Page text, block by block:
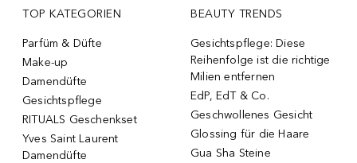
TOP KATEGORIEN
Parfüm & Düfte
Make-up
Damendüfte
Gesichtspflege
RITUALS Geschenkset
Yves Saint Laurent
Damendüfte
BEAUTY TRENDS
Gesichtspflege: Diese
Reihenfolge ist die richtige
Milien entfernen
EdP, EdT & Co.
Geschwollenes Gesicht
Glossing für die Haare
Gua Sha Steine